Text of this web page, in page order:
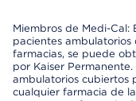
Miembros de Medi-Cal:
pacientes ambulatorios
farmacias, se puede
por Kaiser
ambulatorios cubiertos
cualquier farmacia de